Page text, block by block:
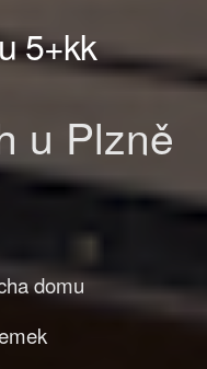
5+kk
u Plzně
domu